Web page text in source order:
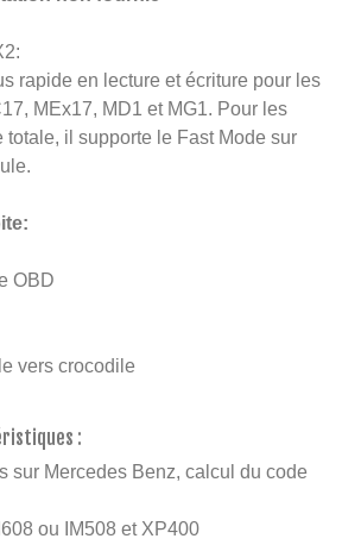
rapide en lecture et écriture pour les
MEx17, MD1 et MG1. Pour les
totale, il supporte le Fast Mode sur
OBD
vers crocodile
:
sur Mercedes Benz, calcul du code
ou IM508 et XP400